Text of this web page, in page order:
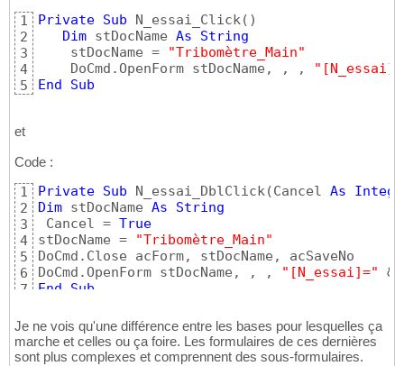
1
2
3
4
5
Private Sub N_essai_Click( )
Dim stDocName As
String
    stDocName =
"Tribomètre_Main"
    DoCmd.OpenForm stDocName, , ,
End
Sub
et
Code :
1
2
3
4
5
6
7
Private Sub N_essai_DblClick(Cancel As
Dim stDocName As
String
Cancel = True
stDocName =
"Tribomètre_Main"
DoCmd.Close acForm, stDocName, acSaveNo
DoCmd.OpenForm stDocName, , ,
"[N_essai]=" &
End
Sub
Je ne vois qu'une différence entre les bases pour lesquelles ça
marche et celles ou ça foire. Les formulaires de ces dernières
sont plus complexes et comprennent des sous-formulaires.